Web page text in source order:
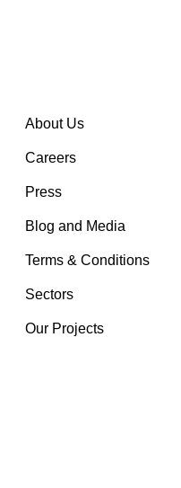
About Us
Careers
Press
Blog and Media
Terms & Conditions
Sectors
Our Projects